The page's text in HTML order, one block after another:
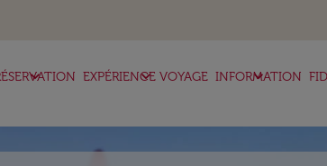
keyboard_arrow_down EXPÉRIENCE VOYAGE
keyboard_arrow_down INFORMATION
keyboard_arrow_down